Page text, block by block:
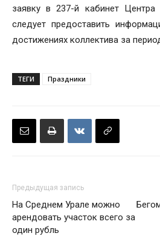
заявку в 237-й кабинет Центра
следует предоставить
достижениях коллектива за
ТЕГИ Праздники
Предыдущая запись
На Среднем Урале можно
арендовать участок всего за
один рубль